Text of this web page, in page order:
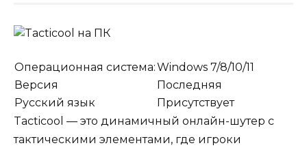
Операционная система:Windows 7/8/10/11
Версия
Последняя
Русский язык
Присутствует
Tacticool — это динамичный онлайн-шутер с
тактическими элементами, где игроки